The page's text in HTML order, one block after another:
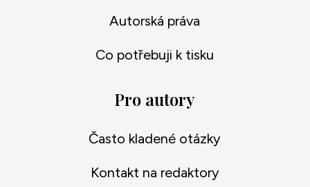
Autorská práva
Co potřebuji k tisku
Pro autory
Často kladené otázky
Kontakt na redaktory